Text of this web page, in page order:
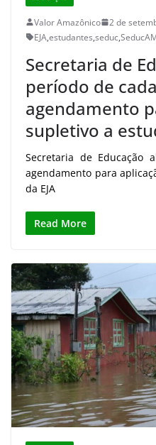
Valor Amazônico
2 de
EJA,estudantes,seduc,
Secretaria de
período de
agendamento
supletivo a
Secretaria de Educação
agendamento para
da EJA
Read More